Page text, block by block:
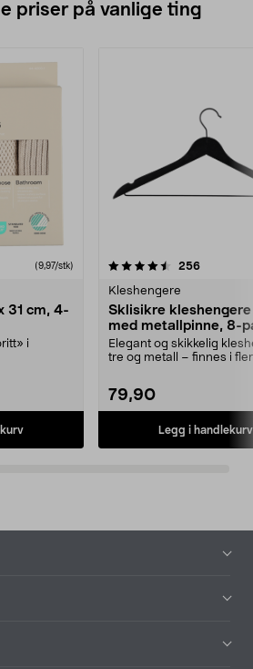
priser på vanlige ting
(9,97/stk)
31 cm, 4-
i
256
Kleshengere
Sklisikre
med metallpinne, 8-
Elegant og skikkelig
tre og metall – finnes i
79,90
Legg i handlekurv
4.5av 5 stjerner